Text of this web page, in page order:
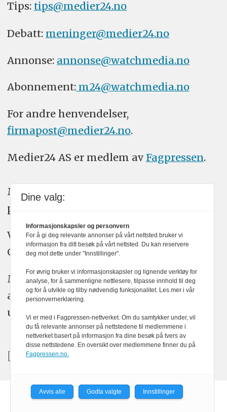
Tips: tips@medier24.no
Debatt: meninger@medier24.no
Annonse: annonse@watchmedia.no
Abonnement:m24@watchmedia.no
For andre henvendelser,
firmapost@medier24.no.
Medier24 AS er medlem av Fagpressen.
Medier24 arbeider etter Vær Varsom-
plakatens regler for god presseskikk.
Vi bruker KI-verktøy som ChatGPT,
Claude, og Gemini i journalistikken vår.
Medier24s redaksjon har alltid det fulle
ansvar for publisert innhold, med eller
uten bruk av kunstig intelligens.
Dine valg:
Informasjonskapsler og personvern
For å gi deg relevante annonser på vårt nettsted bruker vi
informasjon fra ditt besøk på vårt nettsted. Du kan reservere
deg mot dette under "Innstillinger".
For øvrig bruker vi informasjonskapsler og lignende verktøy for
analyse, for å sammenligne nettlesere, tilpasse innhold til deg
og for å utvikle og tilby nødvendig funksjonalitet. Les mer i vår
personvernerklæring.
Vi er med i Fagpressen-nettverket. Om du samtykker under, vil
du få relevante annonser på nettstedene til medlemmene i
nettverket basert på informasjon fra dine besøk på tvers av
disse nettstedene. En oversikt over medlemmene finner du på
Fagpressen.no.
Avvis alle Godta valgte Innstillinger